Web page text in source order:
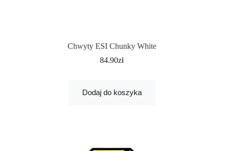
Chwyty ESI Chunky White
84.90zł
Dodaj do koszyka